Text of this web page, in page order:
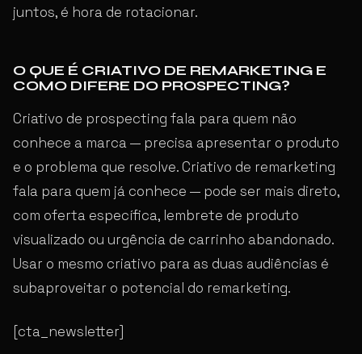
juntos, é hora de rotacionar.
O QUE É CRIATIVO DE REMARKETING E
COMO DIFERE DO PROSPECTING?
Criativo de prospecting fala para quem não
conhece a marca — precisa apresentar o produto
e o problema que resolve. Criativo de remarketing
fala para quem já conhece — pode ser mais direto,
com oferta específica, lembrete de produto
visualizado ou urgência de carrinho abandonado.
Usar o mesmo criativo para as duas audiências é
subaproveitar o potencial do remarketing.
[cta_newsletter]